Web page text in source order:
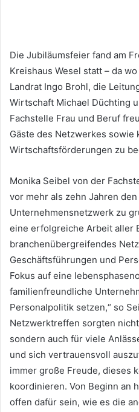
Die Jubiläumsfeier fand am
Kreishaus Wesel statt – da
Landrat Ingo Brohl, die
Wirtschaft Michael Düchting
Fachstelle Frau und Beruf
Gäste des Netzwerkes sowie
Wirtschaftsförderungen zu
Monika Seibel von der
vor mehr als zehn Jahren
Unternehmensnetzwerk zu
eine erfolgreiche Arbeit aller
branchenübergreifendes
Geschäftsführungen und
Fokus auf eine
familienfreundliche
Personalpolitik setzen,“ so
Netzwerktreffen sorgten
sondern auch für viele
und sich vertrauensvoll
immer große Freude, dieses
koordinieren. Von Beginn an
offen dafür sein, wie es die